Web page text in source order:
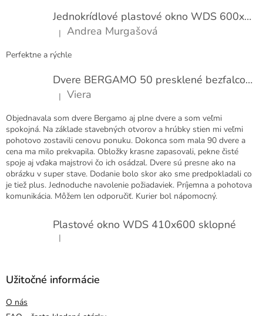
Jednokrídlové plastové okno WDS 600x1000
Hodnotenie produktu je 5 z 5 hviezdičiek.
| Andrea Murgašová
Perfektne a rýchle
Dvere BERGAMO 50 presklené bezfalcové EXTRA
Hodnotenie produktu je 5 z 5 hviezdičiek.
| Viera
Objednavala som dvere Bergamo aj plne dvere a som veľmi
spokojná. Na základe stavebných otvorov a hrúbky stien mi veľmi
pohotovo zostavili cenovu ponuku. Dokonca som mala 90 dvere a
cena ma milo prekvapila. Obložky krasne zapasovali, pekne čisté
spoje aj vďaka majstrovi čo ich osádzal. Dvere sú presne ako na
obrázku v super stave. Dodanie bolo skor ako sme predpokladali co
je tiež plus. Jednoduche navolenie požiadaviek. Príjemna a pohotova
komunikácia. Môžem len odporučiť. Kurier bol nápomocný.
Plastové okno WDS 410x600 sklopné
Hodnotenie produktu je 5 z 5 hviezdičiek.
|
Užitočné informácie
O nás